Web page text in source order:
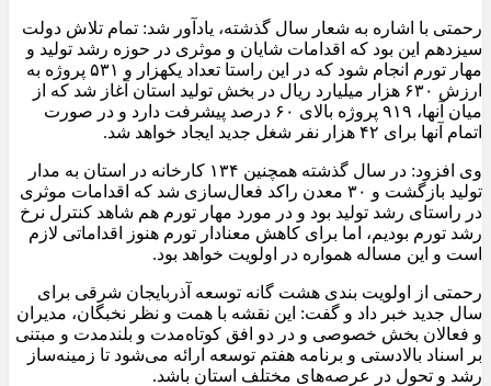
رحمتی با اشاره به شعار سال گذشته، یادآور شد: تمام تلاش دولت
سیزدهم این بود که اقدامات شایان و موثری در حوزه رشد تولید و
مهار تورم انجام شود که در این راستا تعداد یکهزار و ۵۳۱ پروژه به
ارزش ۶۳۰ هزار میلیارد ریال در بخش تولید استان آغاز شد که از
میان آنها، ۹۱۹ پروژه بالای ۶۰ درصد پیشرفت دارد و در صورت
اتمام آنها برای ۴۲ هزار نفر شغل جدید ایجاد خواهد شد.
وی افزود: در سال گذشته همچنین ۱۳۴ کارخانه در استان به مدار
تولید بازگشت و ۳۰ معدن راکد فعال‌سازی شد که اقدامات موثری
در راستای رشد تولید بود و در مورد مهار تورم هم شاهد کنترل نرخ
رشد تورم بودیم، اما برای کاهش معنادار تورم هنوز اقداماتی لازم
است و این مساله همواره در اولویت خواهد بود.
رحمتی از اولویت بندی هشت گانه توسعه آذربایجان شرقی برای
سال جدید خبر داد و گفت: این نقشه با همت و نظر نخبگان، مدیران
و فعالان بخش خصوصی و در دو افق کوتاه‌مدت و بلندمدت و مبتنی
بر اسناد بالادستی و برنامه هفتم توسعه ارائه می‌شود تا زمینه‌ساز
رشد و تحول در عرصه‌های مختلف استان باشد.